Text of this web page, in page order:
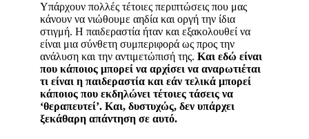
Υπάρχουν πολλές τέτοιες περιπτώσεις που μας
κάνουν να νιώθουμε αηδία και οργή την ίδια
στιγμή. Η παιδεραστία ήταν και εξακολουθεί να
είναι μια σύνθετη συμπεριφορά ως προς την
ανάλυση και την αντιμετώπισή της. Και εδώ είναι
που κάποιος μπορεί να αρχίσει να αναρωτιέται
τι είναι η παιδεραστία και εάν τελικά μπορεί
κάποιος που εκδηλώνει τέτοιες τάσεις να
‘θεραπευτεί’. Και, δυστυχώς, δεν υπάρχει
ξεκάθαρη απάντηση σε αυτό.